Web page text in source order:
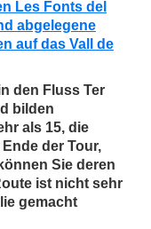
Les Fonts del
abgelegene
auf das Vall de
den Fluss Ter
bilden
als 15, die
der Tour,
Sie deren
ist nicht sehr
gemacht